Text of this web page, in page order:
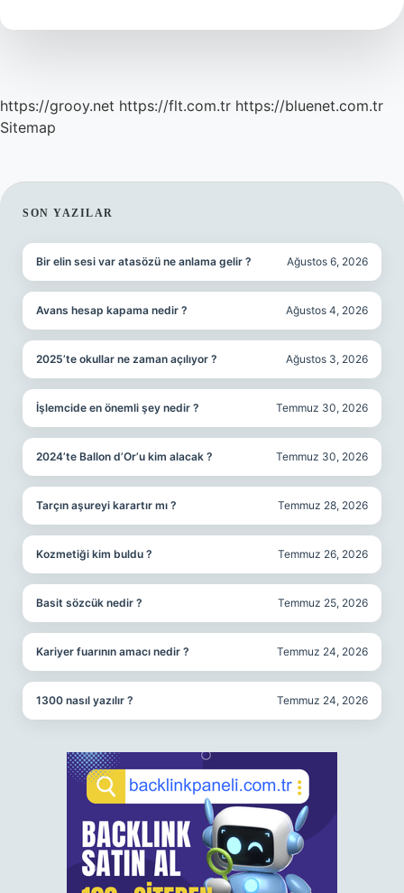
https://grooy.net https://flt.com.tr https://bluenet.com.tr
Sitemap
SIDEBAR
SON YAZILAR
Bir elin sesi var atasözü ne anlama gelir ? Ağustos 6, 2026
Avans hesap kapama nedir ? Ağustos 4, 2026
2025’te okullar ne zaman açılıyor ? Ağustos 3, 2026
İşlemcide en önemli şey nedir ? Temmuz 30, 2026
2024’te Ballon d’Or’u kim alacak ? Temmuz 30, 2026
Tarçın aşureyi karartır mı ? Temmuz 28, 2026
Kozmetiği kim buldu ? Temmuz 26, 2026
Basit sözcük nedir ? Temmuz 25, 2026
Kariyer fuarının amacı nedir ? Temmuz 24, 2026
1300 nasıl yazılır ? Temmuz 24, 2026